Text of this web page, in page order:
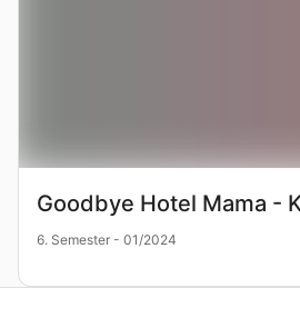
Goodbye Hotel Mama -
6. Semester - 01/2024